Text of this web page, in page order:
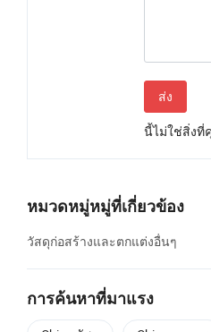
ส่ง
นี้ไม่ใช่สิ่งที่
หมวดหมู่หมู่ที่เกี่ยวข้อง
วัสดุก่อสร้างและตกแต่งอื่นๆ
การค้นหาที่มาแรง